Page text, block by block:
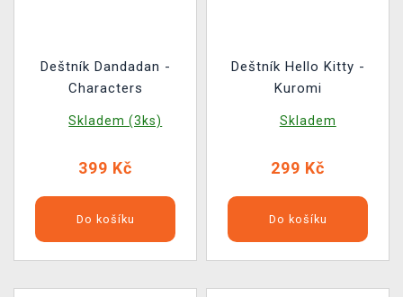
Deštník Dandadan -
Characters
Skladem (3ks)
399 Kč
Do košíku
Deštník Hello Kitty -
Kuromi
Skladem
299 Kč
Do košíku